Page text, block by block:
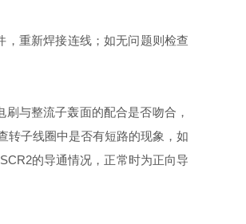
重新焊接连线；如无问题则检查
整流子轰面的配合是否吻合，
转子线圈中是否有短路的现象，如
的导通情况，正常时为正向导